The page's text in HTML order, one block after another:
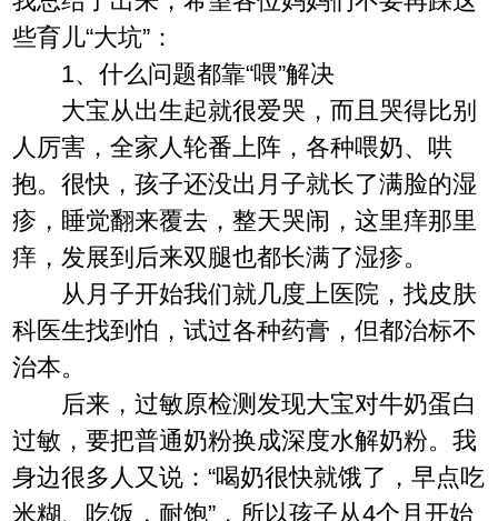
些育儿“大坑”：
1、什么问题都靠“喂”解决
大宝从出生起就很爱哭，而且哭得比别
人厉害，全家人轮番上阵，各种喂奶、哄
抱。很快，孩子还没出月子就长了满脸的湿
疹，睡觉翻来覆去，整天哭闹，这里痒那里
痒，发展到后来双腿也都长满了湿疹。
从月子开始我们就几度上医院，找皮肤
科医生找到怕，试过各种药膏，但都治标不
治本。
后来，过敏原检测发现大宝对牛奶蛋白
过敏，要把普通奶粉换成深度水解奶粉。我
身边很多人又说：“喝奶很快就饿了，早点吃
米糊、吃饭，耐饱”，所以孩子从4个月开始